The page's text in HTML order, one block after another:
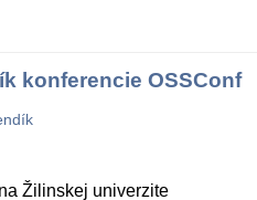
konferencie OSSConf
Žilinskej univerzite